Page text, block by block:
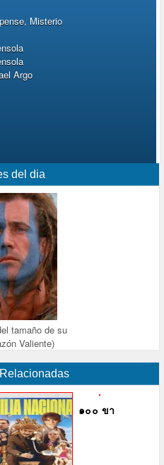
Misterio
Argo
del dia
tamaño de su
Valiente)
๑๐๐ ขา